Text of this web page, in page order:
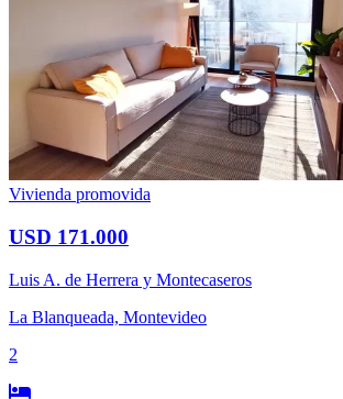
Vivienda promovida
USD 171.000
Luis A. de Herrera y Montecaseros
La Blanqueada, Montevideo
2